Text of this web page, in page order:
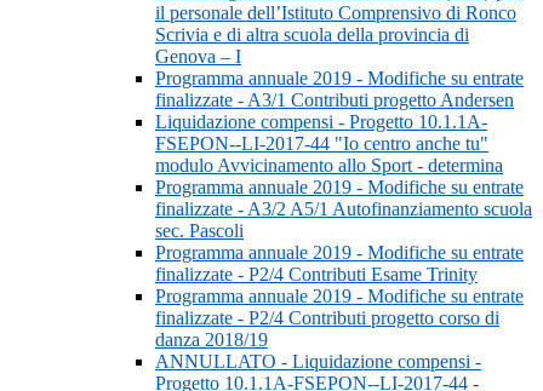
il personale dell’Istituto Comprensivo di Ronco
Scrivia e di altra scuola della provincia di
Genova – I
Programma annuale 2019 - Modifiche su entrate
finalizzate - A3/1 Contributi progetto Andersen
Liquidazione compensi - Progetto 10.1.1A-
FSEPON--LI-2017-44 "Io centro anche tu"
modulo Avvicinamento allo Sport - determina
Programma annuale 2019 - Modifiche su entrate
finalizzate - A3/2 A5/1 Autofinanziamento scuola
sec. Pascoli
Programma annuale 2019 - Modifiche su entrate
finalizzate - P2/4 Contributi Esame Trinity
Programma annuale 2019 - Modifiche su entrate
finalizzate - P2/4 Contributi progetto corso di
danza 2018/19
ANNULLATO - Liquidazione compensi -
Progetto 10.1.1A-FSEPON--LI-2017-44 -